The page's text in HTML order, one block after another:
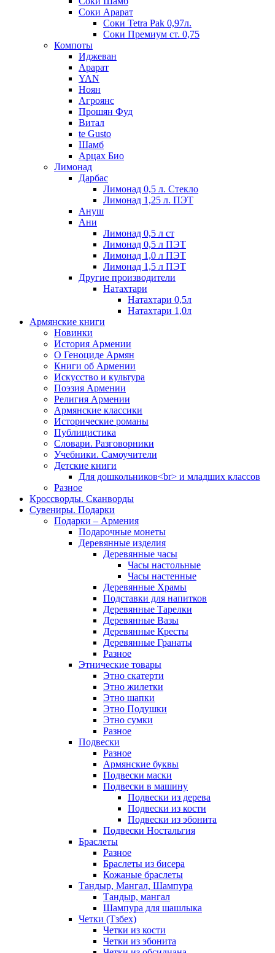
Соки Арарат
Соки Tetra Pak 0,97л.
Соки Премиум ст. 0,75
Компоты
Иджеван
Арарат
YAN
Ноян
Агроянс
Прошян Фуд
Витал
te Gusto
Шамб
Арцах Био
Лимонад
Дарбас
Лимонад 0,5 л. Стекло
Лимонад 1,25 л. ПЭТ
Ануш
Ани
Лимонад 0,5 л ст
Лимонад 0,5 л ПЭТ
Лимонад 1,0 л ПЭТ
Лимонад 1,5 л ПЭТ
Другие производители
Натахтари
Натахтари 0,5л
Натахтари 1,0л
Армянские книги
Новинки
История Армении
О Геноциде Армян
Книги об Армении
Иcкусство и культура
Поэзия Армении
Религия Армении
Армянские классики
Исторические романы
Публицистика
Словари. Разговорники
Учебники. Самоучители
Детские книги
Для дошкольников<br> и младших классов
Разное
Кроссворды. Сканворды
Сувениры. Подарки
Подарки – Армения
Подарочные монеты
Деревянные изделия
Деревянные часы
Часы настольные
Часы настенные
Деревянные Храмы
Подставки для напитков
Деревянные Тарелки
Деревянные Вазы
Деревянные Кресты
Деревянные Гранаты
Разное
Этнические товары
Этно скатерти
Этно жилетки
Этно шапки
Этно Подушки
Этно сумки
Разное
Подвески
Разное
Армянские буквы
Подвески маски
Подвески в машину
Подвески из дерева
Подвески из кости
Подвески из эбонита
Подвески Ностальгия
Браслеты
Разное
Браслеты из бисера
Кожаные браслеты
Тандыр, Мангал, Шампура
Тандыр, мангал
Шампура для шашлыка
Четки (Тзбех)
Четки из кости
Четки из эбонита